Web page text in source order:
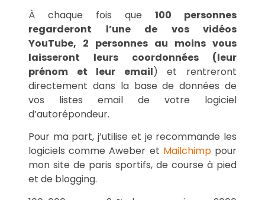
À chaque fois que 100 personnes
regarderont l’une de vos vidéos
YouTube, 2 personnes au moins vous
laisseront leurs coordonnées (leur
prénom et leur email) et rentreront
directement dans la base de données de
vos listes email de votre logiciel
d’autorépondeur.
Pour ma part, j’utilise et je recommande les
logiciels comme Aweber et Mailchimppour
mon site de paris sportifs, de course à pied
et de blogging.